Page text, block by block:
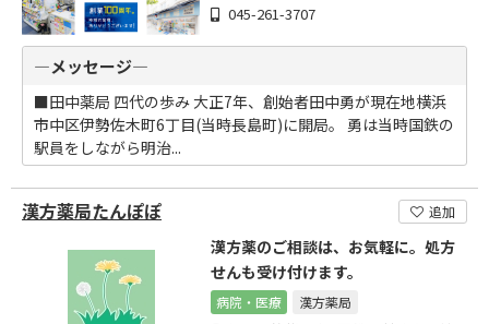
045-261-3707
―メッセージ―
■田中薬局 四代の歩み 大正7年、創始者田中勇が現在地横浜
市中区伊勢佐木町6丁目(当時長島町)に開局。 勇は当時国鉄の
駅員をしながら明治...
漢方薬局たんぽぽ 追加
漢方薬のご相談は、お気軽に。処方
せんも受け付けます。
病院・医療 漢方薬局